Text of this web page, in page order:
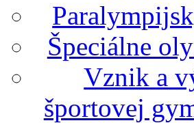
Špeciálne
Vznik a
športovej